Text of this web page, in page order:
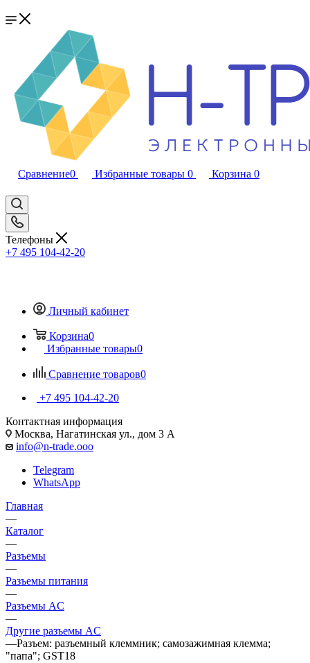
Сравнение0 Избранные товары 0 Корзина 0
Телефоны
+7 495 104-42-20
Личный кабинет
Корзина0
Избранные товары0
Сравнение товаров0
+7 495 104-42-20
Контактная информация
Москва, Нагатинская ул., дом 3 А
info@n-trade.ooo
Telegram
WhatsApp
Главная
—
Каталог
—
Разъeмы
—
Разъeмы питания
—
Разъeмы AC
—
Другие разъемы AC
—Разъем: разъемный клеммник; самозажимная клемма;
"папа"; GST18